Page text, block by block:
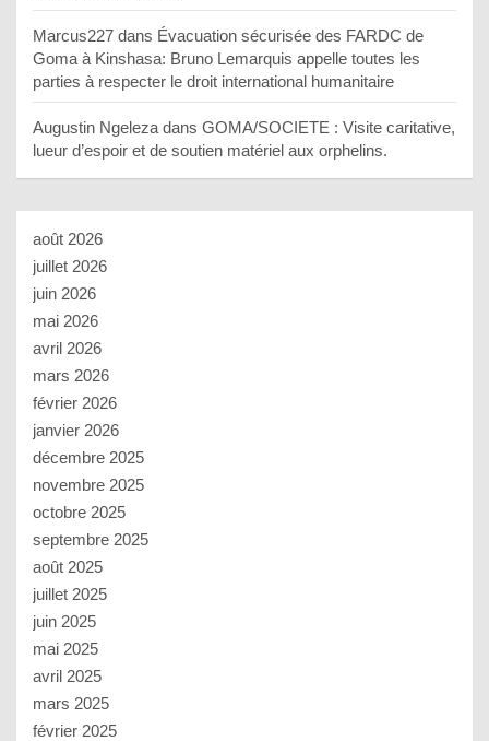
Marcus227 dans Évacuation sécurisée des FARDC de
Goma à Kinshasa: Bruno Lemarquis appelle toutes les
parties à respecter le droit international humanitaire
Augustin Ngeleza dans GOMA/SOCIETE : Visite caritative,
lueur d’espoir et de soutien matériel aux orphelins.
août 2026
juillet 2026
juin 2026
mai 2026
avril 2026
mars 2026
février 2026
janvier 2026
décembre 2025
novembre 2025
octobre 2025
septembre 2025
août 2025
juillet 2025
juin 2025
mai 2025
avril 2025
mars 2025
février 2025